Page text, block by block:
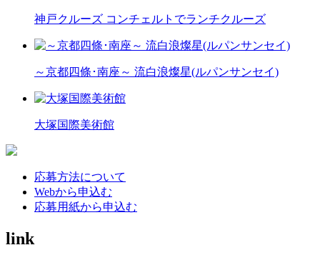
神戸クルーズ コンチェルトでランチクルーズ
～京都四條･南座～ 流白浪燦星(ルパンサンセイ)
大塚国際美術館
応募方法について
Webから申込む
応募用紙から申込む
link